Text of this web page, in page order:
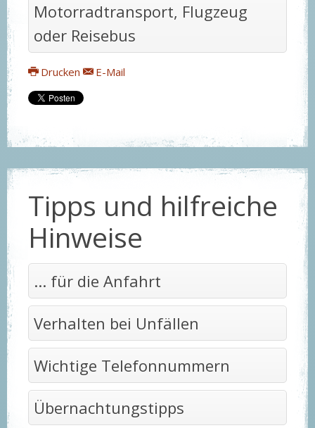
Motorradtransport, Flugzeug
oder Reisebus
Drucken E-Mail
Tipps und hilfreiche
Hinweise
... für die Anfahrt
Verhalten bei Unfällen
Wichtige Telefonnummern
Übernachtungstipps